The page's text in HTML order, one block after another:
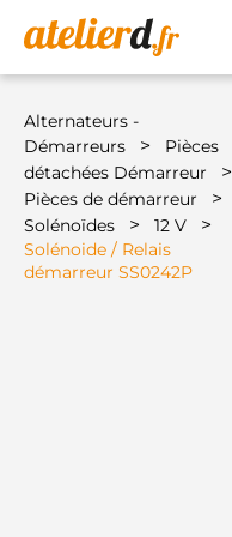
Alternateurs -
Démarreurs
>
Pièces
détachées Démarreur
>
Pièces de démarreur >
Solénoïdes > 12 V >
Solénoide / Relais
démarreur SS0242P